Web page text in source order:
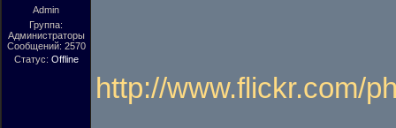
Admin
Группа:
Администраторы
Сообщений: 2570
Статус: Offline
http://www.flickr.com/